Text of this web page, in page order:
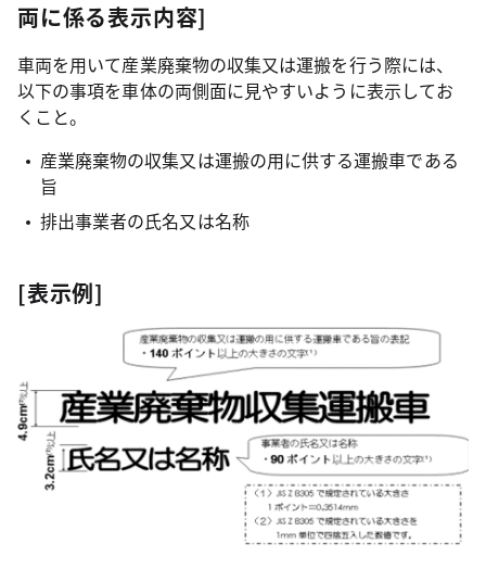
両に係る表示内容]
車両を用いて産業廃棄物の収集又は運搬を行う際には、
以下の事項を車体の両側面に見やすいように表示してお
くこと。
産業廃棄物の収集又は運搬の用に供する運搬車である
旨
排出事業者の氏名又は名称
[表示例]